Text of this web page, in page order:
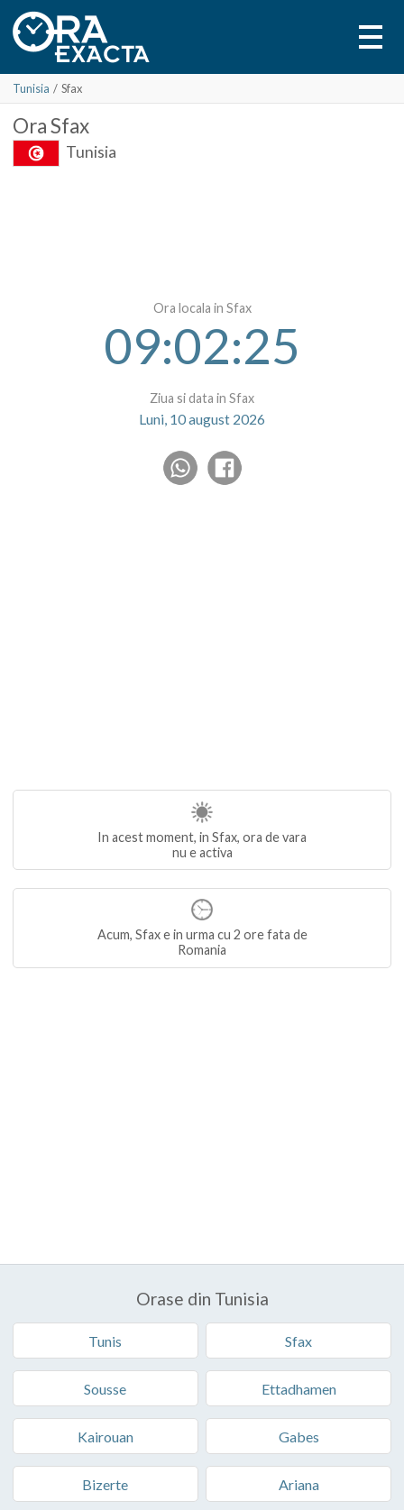
Tunisia / Sfax
OraSfax
Tunisia
Ora locala in Sfax
09:02:25
Ziua si data in Sfax
Luni, 10 august 2026
In acest moment, in Sfax, ora de vara
nu e activa
Acum, Sfax e in urma cu 2 ore fata de
Romania
Orase din Tunisia
Tunis Sfax
Sousse Ettadhamen
Kairouan Gabes
Bizerte Ariana